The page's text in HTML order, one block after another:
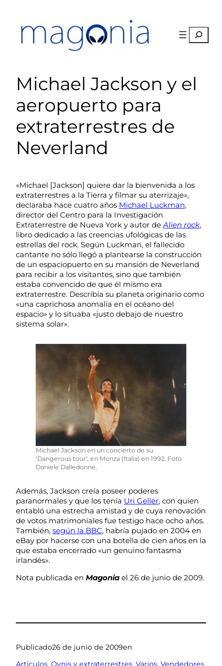
contenido
Buscar
Michael Jackson y el
aeropuerto para
extraterrestres de
Neverland
«Michael [Jackson] quiere dar la bienvenida a los
extraterrestres a la Tierra y filmar su aterrizaje»,
declaraba hace cuatro años Michael Luckman,
director del Centro para la Investigación
Extraterrestre de Nueva York y autor deAlien rock,
libro dedicado a las creencias ufológicas de las
estrellas del rock. Según Luckman, el fallecido
cantante no sólo llegó a plantearse la construcción
de un espaciopuerto en su mansión de Neverland
para recibir a los visitantes, sino que también
estaba convencido de que él mismo era
extraterrestre. Describía su planeta originario como
«una caprichosa anomalía en el océano del
espacio» y lo situaba «justo debajo de nuestro
sistema solar».
Michael Jackson en un concierto de su
‘Dangerous tour’, en Monza (Italia) en 1992. Foto:
Daniele Dalledonne.
Además, Jackson creía poseer poderes
paranormales y que los tenía Uri Geller, con quien
entabló una estrecha amistad y de cuya renovación
de votos matrimoniales fue testigo hace ocho años.
También, según la BBC, habría pujado en 2004 en
eBay por hacerse con una botella de cien años en la
que estaba encerrado «un genuino fantasma
irlandés».
Nota publicada en Magonia el 26 de junio de 2009.
Publicado26 de junio de 2009en
Artículos, Ovnis y extraterrestres, Varios, Vendedores